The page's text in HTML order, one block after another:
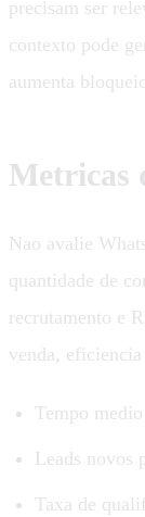
precisam ser
contexto pode
aumenta
Metricas
Nao avalie
quantidade de
recrutamento e
venda,
Tempo
Leads novos
Taxa de